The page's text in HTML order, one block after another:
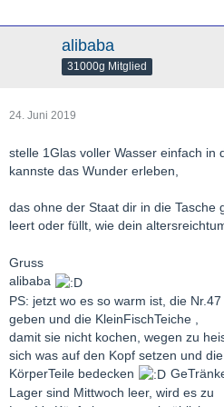
alibaba
31000g Mitglied
24. Juni 2019
stelle 1Glas voller Wasser einfach in
kannste das Wunder erleben,
das ohne der Staat dir in die Tasche
leert oder füllt, wie dein
Gruss
alibaba
PS: jetzt wo es so warm ist, die
geben und die KleinFischTeiche ,
damit sie nicht kochen, wegen zu
sich was auf den Kopf setzen und die
KörperTeile bedecken
Lager sind Mittwoch leer, wird es zu